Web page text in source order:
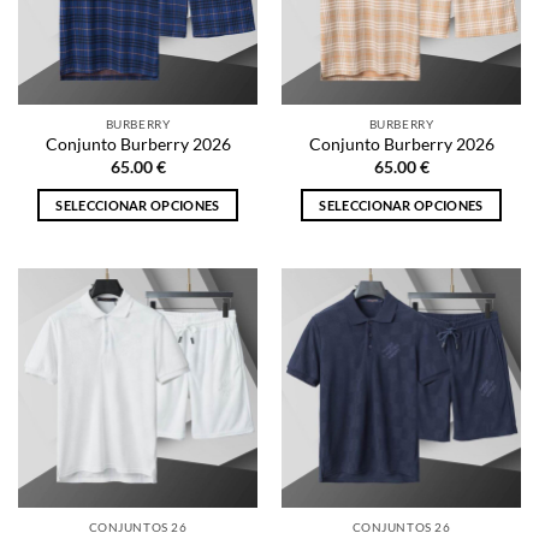
se
pueden
elegir
en
la
página
de
se
pueden
elegir
en
la
página
de
BURBERRY
Conjunto Burberry 2026
65.00€
SELECCIONAR OPCIONES
tiene
múltiples
variantes.
opciones
pueden
elegir
en
la
BURBERRY
Conjunto Burberry 2026
65.00€
SELECCIONAR OPCIONES
tiene
múltiples
variantes.
opciones
pueden
elegir
en
la
CONJUNTOS 26 CONJUNTOS 26